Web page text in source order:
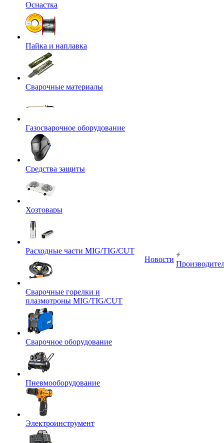
Оснастка
Пайка и наплавка
Сварочные материалы
Газосварочное оборудование
Средства защиты
Хозтовары
Расходные части MIG/TIG/CUT
Сварочные горелки и
плазмотроны MIG/TIG/CUT
Сварочное оборудование
Пневмооборудование
Электроинструмент
Новости